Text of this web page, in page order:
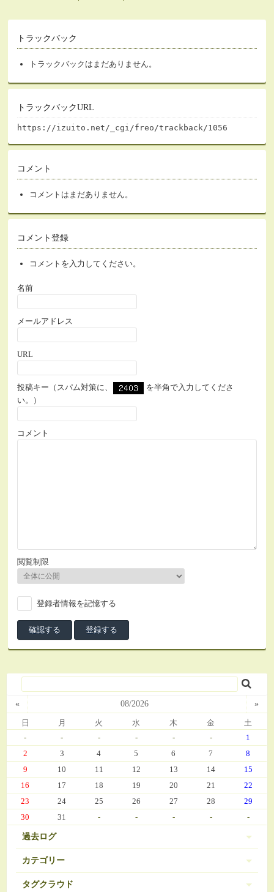
トラックバック
トラックバックはまだありません。
トラックバックURL
https://izuito.net/_cgi/freo/trackback/1056
コメント
コメントはまだありません。
コメント登録
コメントを入力してください。
名前
メールアドレス
URL
投稿キー（スパム対策に、
を半角で入力してくださ
い。）
コメント
閲覧制限
登録者情報を記憶する
« 08/2026 »
日 月 火 水 木 金 土
- - - - - -
1
2
3 4 5 6 7
8
9
10 11 12 13 14
15
16
17 18 19 20 21
22
23
24 25 26 27 28
29
30
31 - - - - -
過去ログ
カテゴリー
伊豆 (303)
タグクラウド